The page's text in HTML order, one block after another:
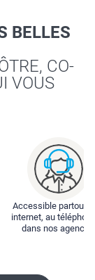
BELLES
CO-
VOUS
Accessible partout :
internet, au
dans nos